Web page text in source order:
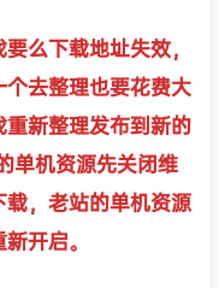
么下载地址失效，
去整理也要花费大
新整理发布到新的
机资源先关闭维
，老站的单机资源
开启。